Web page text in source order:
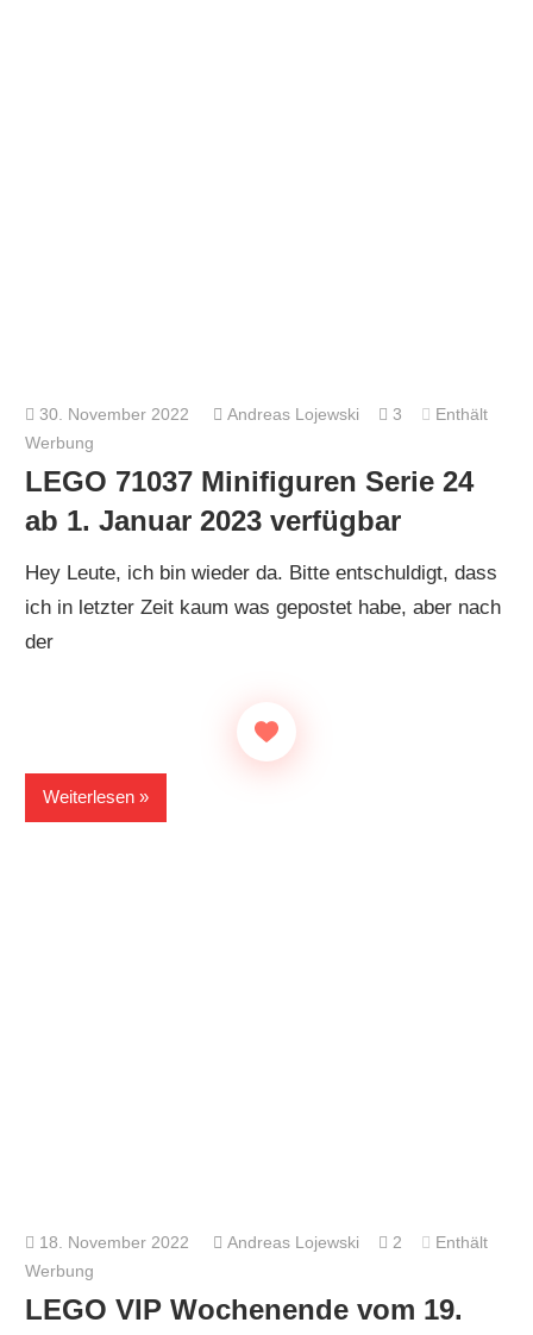
30. November 2022 Andreas Lojewski 3
Enthält
Werbung
LEGO 71037 Minifiguren Serie 24
ab 1. Januar 2023 verfügbar
Hey Leute, ich bin wieder da. Bitte entschuldigt, dass
ich in letzter Zeit kaum was gepostet habe, aber nach
der
Weiterlesen
18. November 2022 Andreas Lojewski 2
Enthält
Werbung
LEGO VIP Wochenende vom 19.